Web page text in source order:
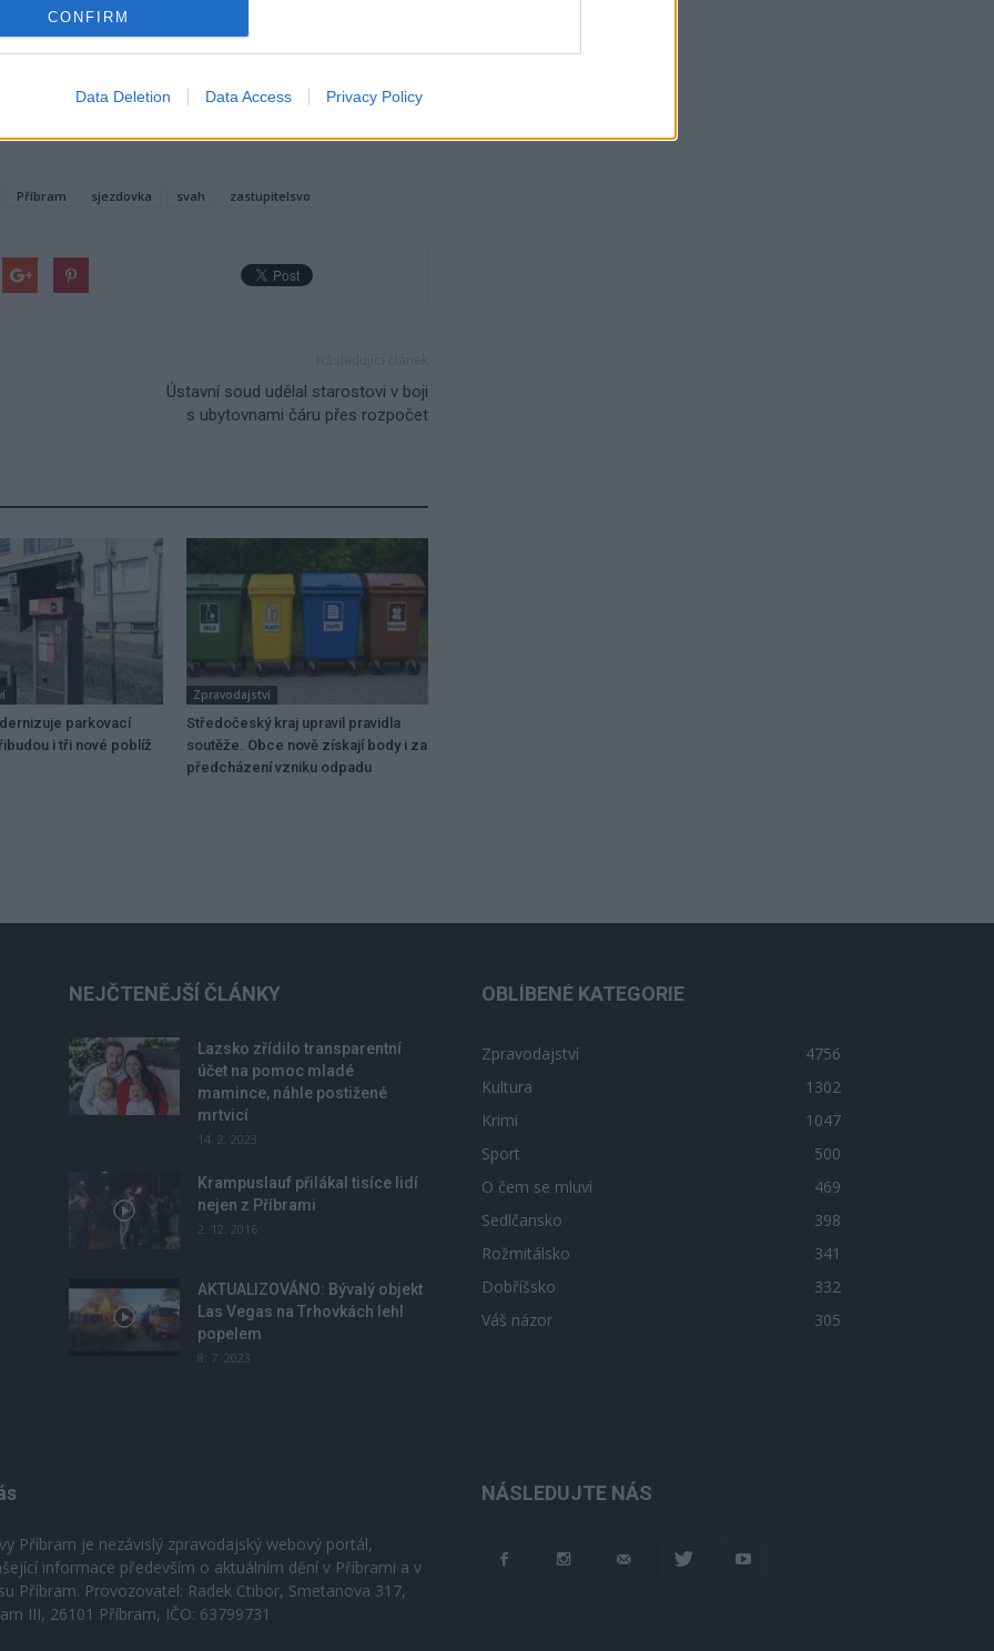
CONFIRM
Data Deletion Data Access Privacy Policy
Příbram sjezdovka svah zastupitelsvo
Ústavní soud udělal starostovi v boji
s ubytovnami čáru přes rozpočet
parkovací
i tři nové poblíž
Zpravodajství
Středočeský kraj upravil pravidla
soutěže. Obce nově získají body i za
předcházení vzniku odpadu
NEJČTENĚJŠÍ ČLÁNKY
Lazsko zřídilo transparentní
účet na pomoc mladé
mamince, náhle postižené
mrtvicí
14. 2. 2023
Krampuslauf přilákal tisíce lidí
nejen z Příbrami
2. 12. 2016
AKTUALIZOVÁNO: Bývalý objekt
Las Vegas na Trhovkách lehl
popelem
8. 7. 2023
OBLÍBENÉ KATEGORIE
Zpravodajství
4756
Kultura
1302
Krimi
1047
Sport
500
O čem se mluví
469
Sedlčansko
398
Rožmitálsko
341
Dobříšsko
332
Váš názor
305
Příbram je nezávislý zpravodajský webový portál,
informace především o aktuálním dění v Příbrami a v
Příbram. Provozovatel: Radek Ctibor, Smetanova 317,
III, 26101 Příbram, IČO: 63799731
NÁSLEDUJTE NÁS